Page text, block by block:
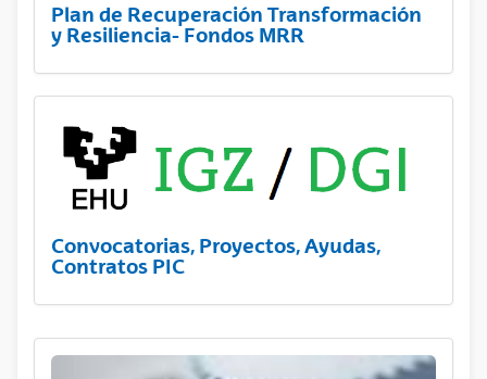
Plan de Recuperación Transformación
y Resiliencia- Fondos MRR
Convocatorias, Proyectos, Ayudas,
Contratos PIC